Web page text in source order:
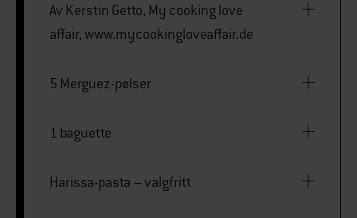
Av Kerstin Getto, My cooking love
affair, www.mycookingloveaffair.de
5 Merguez-pølser
1 baguette
Harissa-pasta – valgfritt